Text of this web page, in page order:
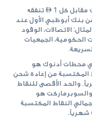
احصل على 1.5 نقطة من نقاط مكافآت أدنوك مقابل كل 1  تنفقه
بنك أبوظبي الأول عند
الاتصالات، الوقود
الحكومية، الجمعيات
محطات أدنوك هو
المكتسبة من إعادة شحن
هو 100,000 نقطة شهرياً. والحد الأقصى للنقاط
والسوبرماركت هو
النقاط المكتسبة